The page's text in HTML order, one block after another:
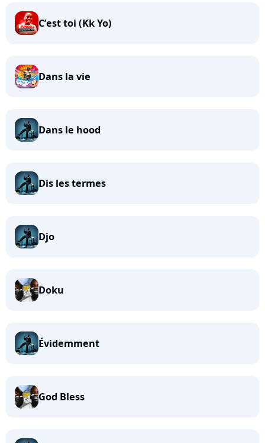
C’est toi (Kk Yo)
Dans la vie
Dans le hood
Dis les termes
Djo
Doku
Évidemment
God Bless